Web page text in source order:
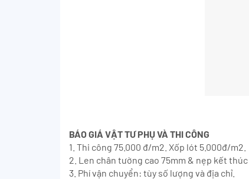
BÁO GIÁ VẬT TƯ PHỤ VÀ THI CÔNG
1. Thi công 75.000 đ/m2. Xốp lót 5.000đ/m2.
2. Len chân tường cao 75mm & nẹp kết
3. Phí vận chuyển: tùy số lượng và địa chỉ.